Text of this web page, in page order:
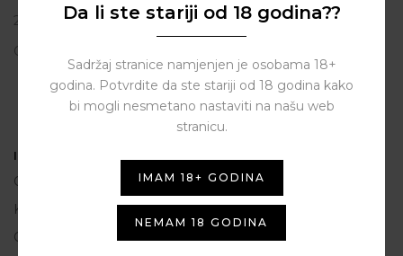
23206 Sukošan
OIB: 80250945864
Informacije
O nama
Kako do nas
Opće Informacije i uvjeti korištenja
Da li ste stariji od 18 godina??
Sadržaj stranice namjenjen je osobama 18+
godina. Potvrdite da ste stariji od 18 godina kako
bi mogli nesmetano nastaviti na našu web
stranicu.
IMAM 18+ GODINA
NEMAM 18 GODINA